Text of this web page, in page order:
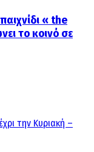
« the
το κοινό σε
την Κυριακή –